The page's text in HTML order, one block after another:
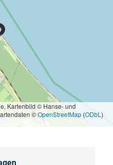
Kartenbild © Hanse- und
©OpenStreetMap (ODbL )